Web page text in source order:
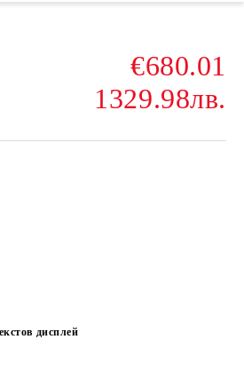
€680.01
1329.98лв.
дисплей